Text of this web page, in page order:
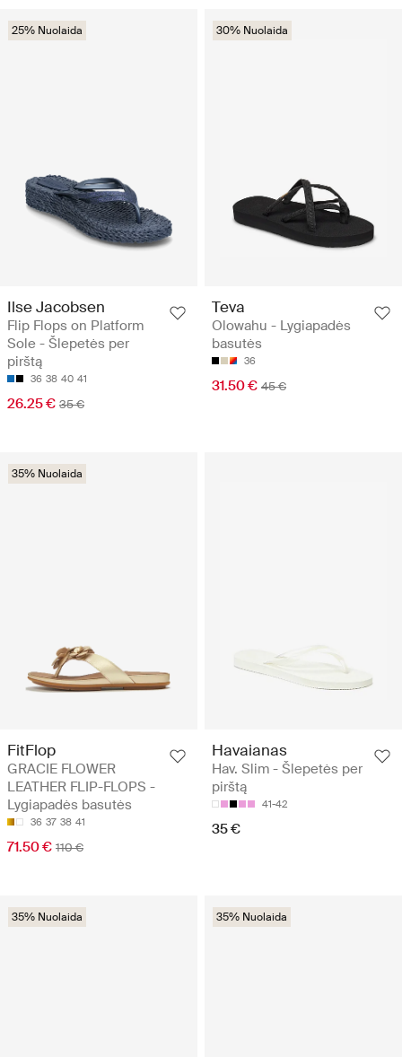
25% Nuolaida
Ilse Jacobsen
Flip Flops on Platform
Sole - Šlepetės per
pirštą
36 38 40 41
26.25 € 35 €
30% Nuolaida
Teva
Olowahu - Lygiapadės
basutės
36
31.50 € 45 €
35% Nuolaida
FitFlop
GRACIE FLOWER
LEATHER FLIP-FLOPS -
Lygiapadės basutės
36 37 38 41
71.50 € 110 €
Havaianas
Hav. Slim - Šlepetės per
pirštą
41-42
35 €
35% Nuolaida 35% Nuolaida